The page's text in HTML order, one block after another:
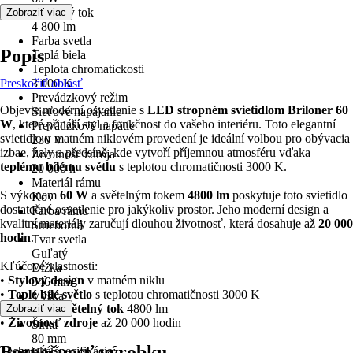
Svetelný tok
4 800 lm
Farba svetla
Teplá biela
Teplota chromatickosti
3 000 K
Prevádzkový režim
Sieťové napájanie
Prevádzkové napätie
230 V
Životnosť zdroja
20 000 h
Materiál rámu
Kov
Farba rámu
Strieborná
Tvar svetla
Guľatý
Dĺžka
546 mm
Výška
95 mm
Šírka
80 mm
Zobraziť viac
Popis
Preskočiť oblasť
Objevte moderní osvetlenie s LED stropném svietidlom Briloner 60
W, které přináší styl a funkčnost do vašeho interiéru. Toto elegantní
svietidlo v matném niklovém provedení je ideální volbou pro obývacia
izbae, haly a předsíně, kde vytvoří příjemnou atmosféru vďaka
teplému bílému světlu s teplotou chromatičnosti 3000 K.
S výkonem 60 W a světelným tokem 4800 lm poskytuje toto svietidlo
dostatečné osvetlenie pro jakýkoliv prostor. Jeho moderní design a
kvalitní materiály zaručují dlouhou životnosť, která dosahuje až 20 000
hodin.
Kľúčové vlastnosti:
• Stylový design v matném niklu
• Teplé bílé světlo s teplotou chromatičnosti 3000 K
•Výkonný světelný tok 4800 lm
• Životnosť zdroje až 20 000 hodin
Zobraziť viac